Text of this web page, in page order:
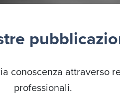
conoscenza attraverso
professionali.